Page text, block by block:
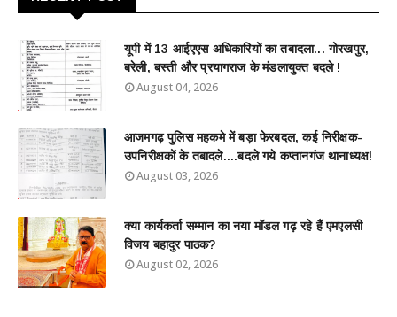
यूपी में 13 आईएएस अधिकारियों का तबादला... गोरखपुर,
बरेली, बस्ती और प्रयागराज के मंडलायुक्त बदले !
August 04, 2026
आजमगढ़ पुलिस महकमे में बड़ा फेरबदल, कई निरीक्षक-
उपनिरीक्षकों के तबादले....बदले गये कप्तानगंज थानाध्यक्ष!
August 03, 2026
क्या कार्यकर्ता सम्मान का नया मॉडल गढ़ रहे हैं एमएलसी
विजय बहादुर पाठक?
August 02, 2026